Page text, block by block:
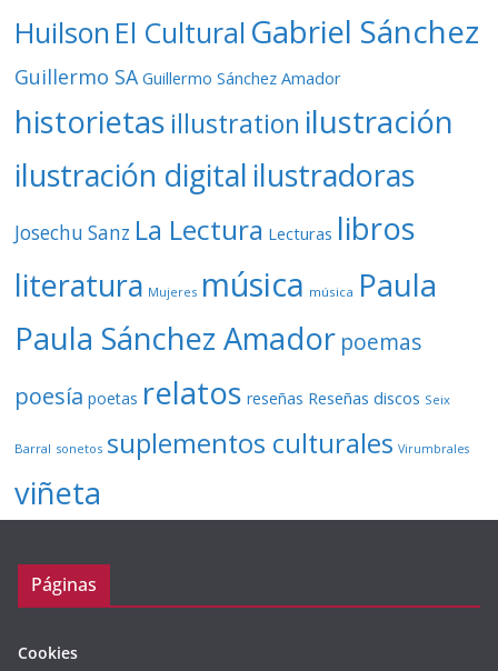
Huilson El Cultural Gabriel Sánchez
Guillermo SA Guillermo Sánchez Amador
historietas illustration ilustración
ilustración digital ilustradoras
Josechu Sanz La Lectura Lecturas libros
literatura Mujeres música música Paula
Paula Sánchez Amador poemas
poesía poetas relatos reseñas Reseñas discos Seix
Barral sonetos suplementos culturales Virumbrales
viñeta
Páginas
Cookies